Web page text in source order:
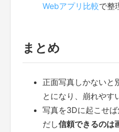
Webアプリ比較で整
まとめ
正面写真しかないと
とになり、崩れやす
写真を3Dに起こせ
だし信頼できるのは